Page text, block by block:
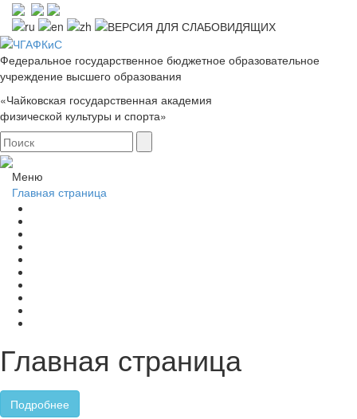
Федеральное государственное бюджетное образовательное
учреждение высшего образования
«Чайковская государственная академия
физической культуры и спорта»
Меню
Главная страница
Главная страница
Подробнее